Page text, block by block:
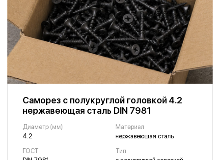
Саморез с полукруглой головкой 4.2
нержавеющая сталь DIN 7981
Диаметр (мм)
4.2
Материал
нержавеющая сталь
ГОСТ
Тип